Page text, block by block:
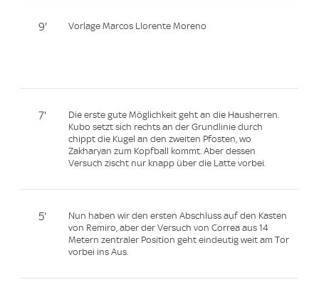
9' Vorlage Marcos Llorente Moreno
7'
Die erste gute Möglichkeit geht an die Hausherren.
Kubo setzt sich rechts an der Grundlinie durch
chippt die Kugel an den zweiten Pfosten, wo
Zakharyan zum Kopfball kommt. Aber dessen
Versuch zischt nur knapp über die Latte vorbei.
5'
Nun haben wir den ersten Abschluss auf den Kasten
von Remiro, aber der Versuch von Correa aus 14
Metern zentraler Position geht eindeutig weit am Tor
vorbei ins Aus.